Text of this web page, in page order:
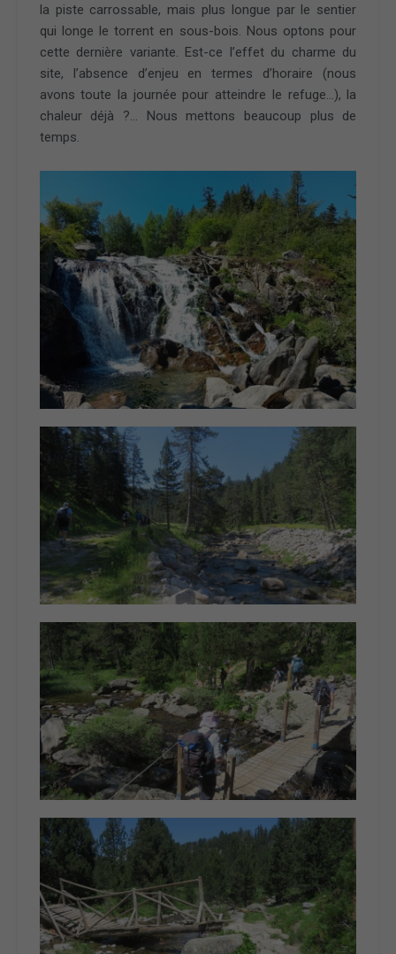
la piste carrossable, mais plus longue par le sentier
qui longe le torrent en sous-bois. Nous optons pour
cette dernière variante. Est-ce l’effet du charme du
site, l’absence d’enjeu en termes d’horaire (nous
avons toute la journée pour atteindre le refuge…), la
chaleur déjà ?… Nous mettons beaucoup plus de
temps.